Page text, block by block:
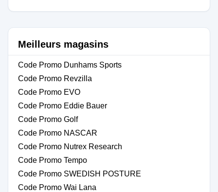
Meilleurs magasins
Code Promo Dunhams Sports
Code Promo Revzilla
Code Promo EVO
Code Promo Eddie Bauer
Code Promo Golf
Code Promo NASCAR
Code Promo Nutrex Research
Code Promo Tempo
Code Promo SWEDISH POSTURE
Code Promo Wai Lana